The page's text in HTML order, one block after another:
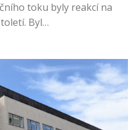
toku byly reakcí na
Byl…